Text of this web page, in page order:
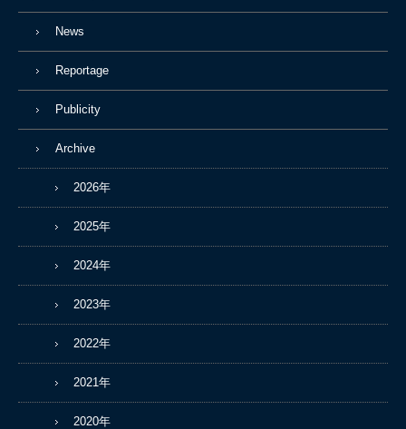
News
Reportage
Publicity
Archive
2026年
2025年
2024年
2023年
2022年
2021年
2020年